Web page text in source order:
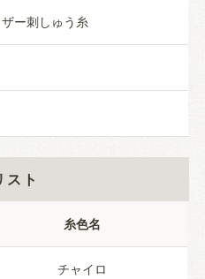
ー刺しゅう糸
スト
糸色名
チャイロ